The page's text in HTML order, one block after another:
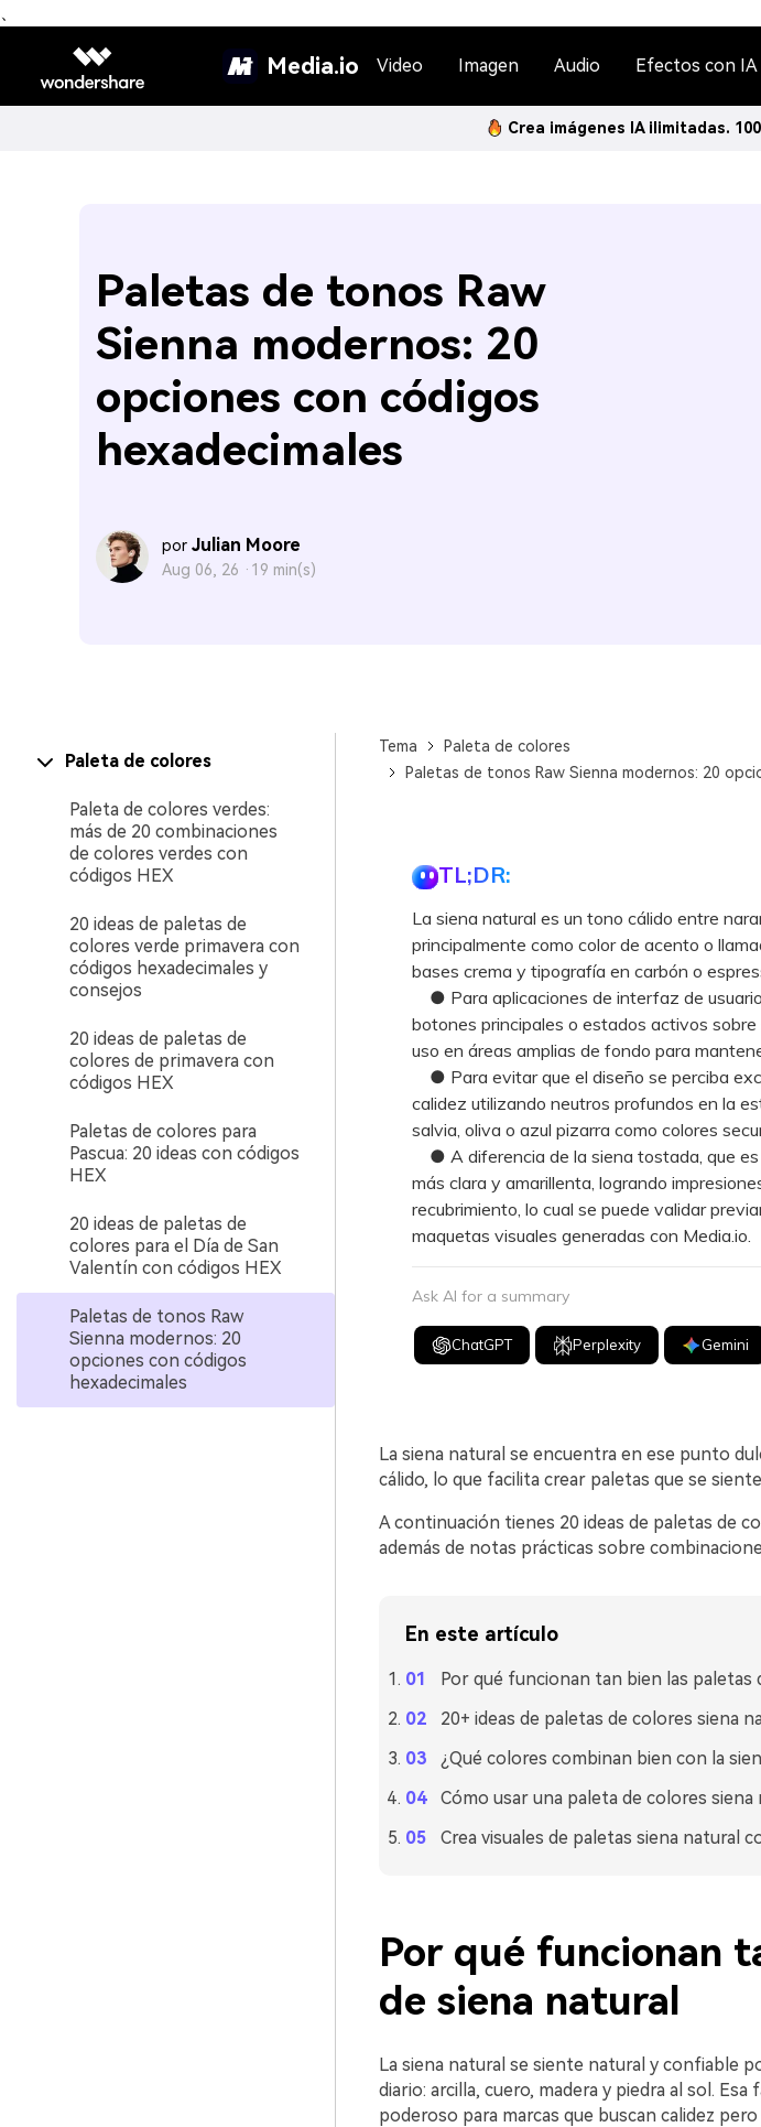
、
Media.io Video Imagen Audio Efectos con IA
Crea imágenes IA ilimitadas.
Paletas de tonos Raw
Sienna modernos: 20
opciones con códigos
hexadecimales
por Julian Moore
Aug 06, 26 · 19 min(s)
Paleta de colores
Paleta de colores verdes:
más de 20 combinaciones
de colores verdes con
códigos HEX
20 ideas de paletas de
colores verde primavera con
códigos hexadecimales y
consejos
20 ideas de paletas de
colores de primavera con
códigos HEX
Paletas de colores para
Pascua: 20 ideas con códigos
HEX
20 ideas de paletas de
colores para el Día de San
Valentín con códigos HEX
Paletas de tonos Raw
Sienna modernos: 20
opciones con códigos
hexadecimales
Tema
Paleta de colores
Paletas de tonos Raw Sienna modernos: 20
TL;DR:
La siena natural es un tono cálido entre
principalmente como color de acento o
bases crema y tipografía en carbón o
● Para aplicaciones de interfaz de
botones principales o estados activos
uso en áreas amplias de fondo para
● Para evitar que el diseño se perciba
calidez utilizando neutros profundos en la
salvia, oliva o azul pizarra como colores
● A diferencia de la siena tostada, que es
más clara y amarillenta, logrando
recubrimiento, lo cual se puede validar
maquetas visuales generadas con Media.io.
Ask AI for a summary
ChatGPT Perplexity Gemini
La siena natural se encuentra en ese punto
cálido, lo que facilita crear paletas que se
A continuación tienes 20 ideas de paletas de
además de notas prácticas sobre
En este artículo
Por qué funcionan tan bien las paletas
20+ ideas de paletas de colores siena
¿Qué colores combinan bien con la
Cómo usar una paleta de colores
Crea visuales de paletas siena natural
Por qué funcionan
de siena natural
La siena natural se siente natural y confiable
diario: arcilla, cuero, madera y piedra al sol.
poderoso para marcas que buscan calidez